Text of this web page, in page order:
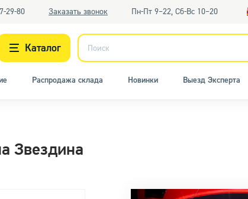
29-80 Заказать звонок Пн-Пт 9–22, Сб-Вс 10–20
Каталог
Распродажа склада Новинки Выезд Эксперта
Звездина